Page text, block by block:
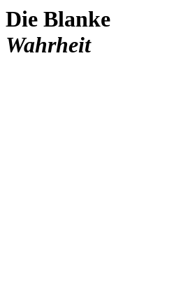
Die Blanke
Wahrheit